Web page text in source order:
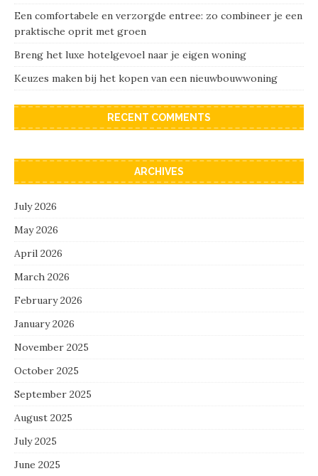
Een comfortabele en verzorgde entree: zo combineer je een
praktische oprit met groen
Breng het luxe hotelgevoel naar je eigen woning
Keuzes maken bij het kopen van een nieuwbouwwoning
RECENT COMMENTS
ARCHIVES
July 2026
May 2026
April 2026
March 2026
February 2026
January 2026
November 2025
October 2025
September 2025
August 2025
July 2025
June 2025